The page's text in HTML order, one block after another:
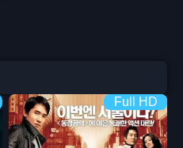
Full HD